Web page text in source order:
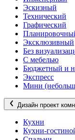
Эскизный
Технический
Графический
Эксклюзивный
Без
С мебелью
Бюджетный и
Экспресс
Мини
Дизайн проект
Кухни
Кухни-